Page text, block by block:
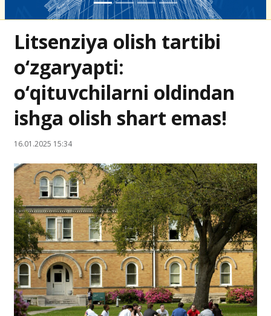
Litsenziya olish tartibi
o‘zgaryapti:
o‘qituvchilarni oldindan
ishga olish shart emas!
16.01.2025 15:34